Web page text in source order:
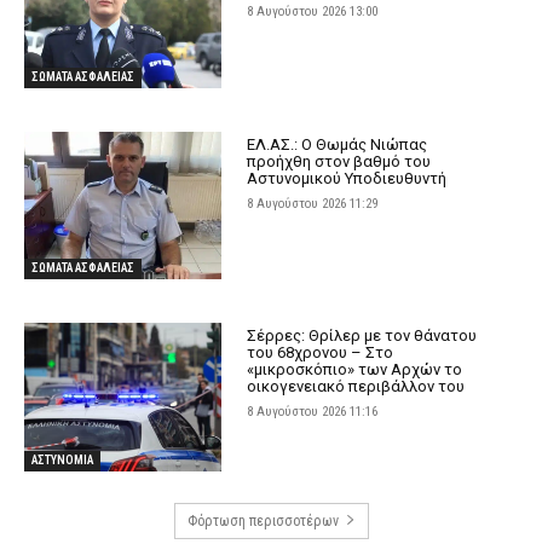
ΣΩΜΑΤΑ ΑΣΦΑΛΕΙΑΣ
8 Αυγούστου 2026 13:00
ΣΩΜΑΤΑ ΑΣΦΑΛΕΙΑΣ
ΕΛ.ΑΣ.: Ο Θωμάς Νιώπας
προήχθη στον βαθμό του
Αστυνομικού Υποδιευθυντή
8 Αυγούστου 2026 11:29
ΑΣΤΥΝΟΜΙΑ
Σέρρες: Θρίλερ με τον θάνατου
του 68χρονου – Στο
«μικροσκόπιο» των Αρχών το
οικογενειακό περιβάλλον του
8 Αυγούστου 2026 11:16
Φόρτωση περισσοτέρων